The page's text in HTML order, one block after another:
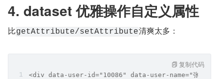
4. dataset 优雅操作自定义属性
比getAttribute/setAttribute清爽太多：
<div data-user-id="10086" data-user-name="张三
复制代码